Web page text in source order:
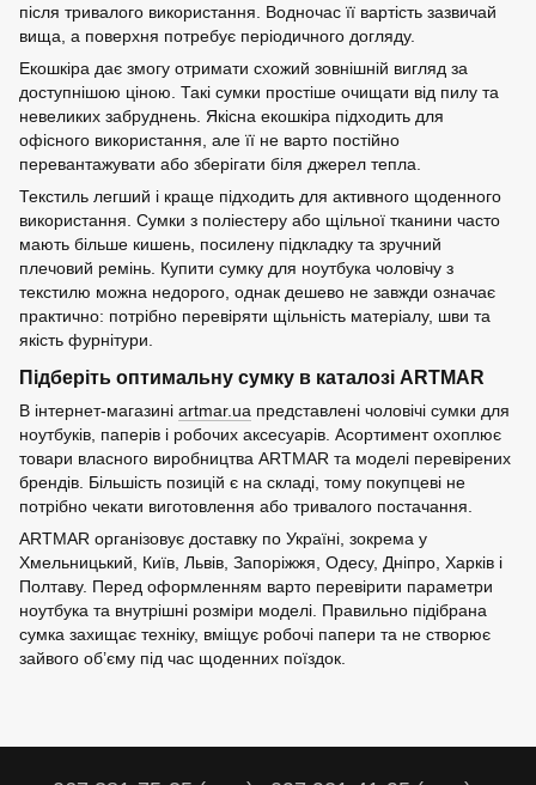
після тривалого використання. Водночас її вартість зазвичай
вища, а поверхня потребує періодичного догляду.
Екошкіра дає змогу отримати схожий зовнішній вигляд за
доступнішою ціною. Такі сумки простіше очищати від пилу та
невеликих забруднень. Якісна екошкіра підходить для
офісного використання, але її не варто постійно
перевантажувати або зберігати біля джерел тепла.
Текстиль легший і краще підходить для активного щоденного
використання. Сумки з поліестеру або щільної тканини часто
мають більше кишень, посилену підкладку та зручний
плечовий ремінь. Купити сумку для ноутбука чоловічу з
текстилю можна недорого, однак дешево не завжди означає
практично: потрібно перевіряти щільність матеріалу, шви та
якість фурнітури.
Підберіть оптимальну сумку в каталозі ARTMAR
В інтернет-магазині artmar.ua представлені чоловічі сумки для
ноутбуків, паперів і робочих аксесуарів. Асортимент охоплює
товари власного виробництва ARTMAR та моделі перевірених
брендів. Більшість позицій є на складі, тому покупцеві не
потрібно чекати виготовлення або тривалого постачання.
ARTMAR організовує доставку по Україні, зокрема у
Хмельницький, Київ, Львів, Запоріжжя, Одесу, Дніпро, Харків і
Полтаву. Перед оформленням варто перевірити параметри
ноутбука та внутрішні розміри моделі. Правильно підібрана
сумка захищає техніку, вміщує робочі папери та не створює
зайвого об’єму під час щоденних поїздок.